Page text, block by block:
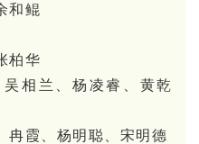
和鲲
柏华
相兰、杨凌睿、黄乾
冉霞、杨明聪、宋明德